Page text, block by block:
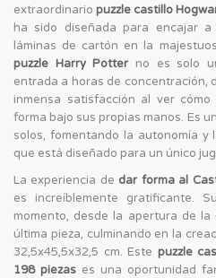
extraordinariopuzzle castillo
ha sido diseñada para encajar a
láminas de cartón en la
puzzle Harry Potter no es solo
entrada a horas de concentración,
inmensa satisfacción al ver cómo
forma bajo sus propias manos. Es
solos, fomentando la autonomía y
que está diseñado para un único
La experiencia de dar forma al
es increíblemente gratificante.
momento, desde la apertura de
última pieza, culminando en la
32,5x45,5x32,5 cm. Este puzzle
198 piezas es una oportunidad